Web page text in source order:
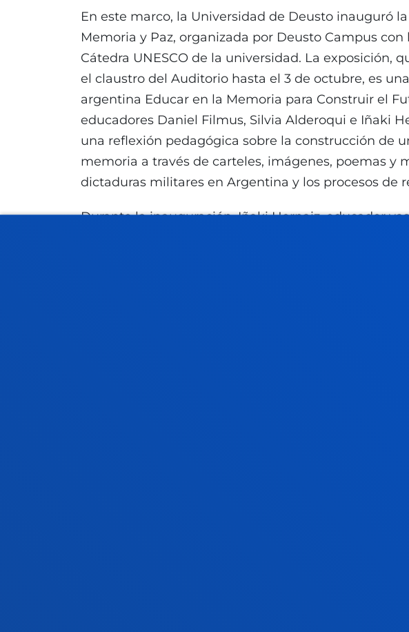
En este marco, la Universidad de Deusto inauguró
Memoria y Paz, organizada por Deusto Campus con
Cátedra UNESCO de la universidad. La exposición,
el claustro del Auditorio hasta el 3 de octubre, es
argentina Educar en la Memoria para Construir el
educadores Daniel Filmus, Silvia Alderoqui e Iñaki
una reflexión pedagógica sobre la construcción de
memoria a través de carteles, imágenes, poemas y
dictaduras militares en Argentina y los procesos de
Durante la inauguración, Iñaki Hernaiz, educador